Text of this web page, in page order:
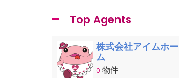
Top Agents
株式会社アイムホー
ム
0 物件